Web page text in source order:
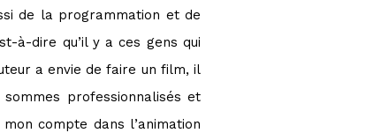
de la programmation et de
à-dire qu’il y a ces gens qui
a envie de faire un film, il
professionnalisés et
compte dans l’animation